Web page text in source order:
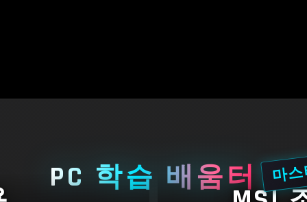
PC 학습 배움터 마